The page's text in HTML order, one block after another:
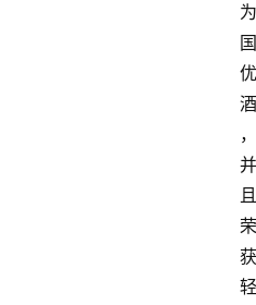
为
国
优
酒
，
并
且
荣
获
轻